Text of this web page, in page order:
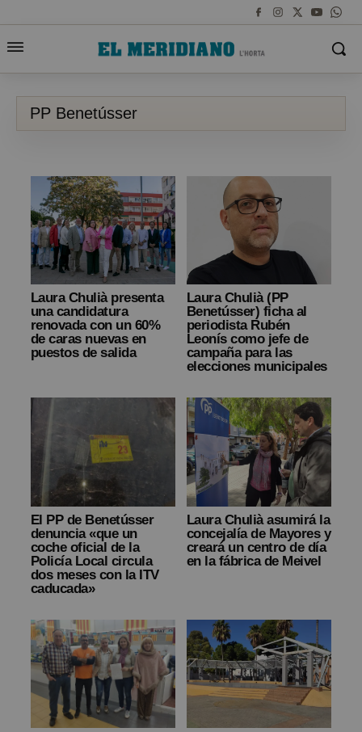
PP Benetússer
Laura Chulià presenta
una candidatura
renovada con un 60%
de caras nuevas en
puestos de salida
Laura Chulià (PP
Benetússer) ficha al
periodista Rubén
Leonís como jefe de
campaña para las
elecciones municipales
El PP de Benetússer
denuncia «que un
coche oficial de la
Policía Local circula
dos meses con la ITV
caducada»
Laura Chulià asumirá la
concejalía de Mayores y
creará un centro de día
en la fábrica de Meivel